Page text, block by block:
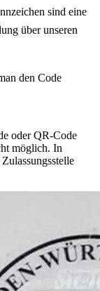
sind eine
über unseren
den Code
oder QR-Code
möglich. In